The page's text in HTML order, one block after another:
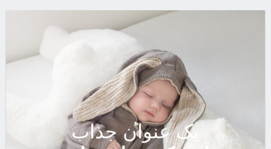
یک عنوان جذاب